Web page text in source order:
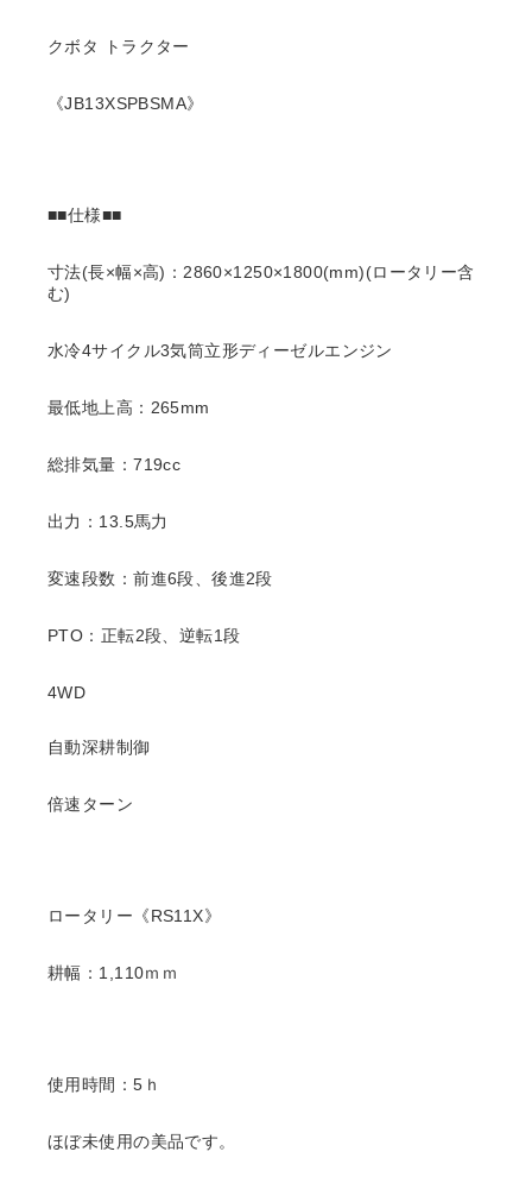
クボタ トラクター
《JB13XSPBSMA》
■■仕様■■
寸法(長×幅×高)：2860×1250×1800(mm)(ロータリー含
む)
水冷4サイクル3気筒立形ディーゼルエンジン
最低地上高：265mm
総排気量：719cc
出力：13.5馬力
変速段数：前進6段、後進2段
PTO：正転2段、逆転1段
4WD
自動深耕制御
倍速ターン
ロータリー《RS11X》
耕幅：1,110ｍｍ
使用時間：5ｈ
ほぼ未使用の美品です。